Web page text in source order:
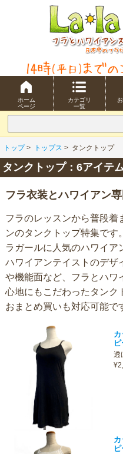
ホーム
ページ
カテゴリ
一覧
トップ> トップス > タンクトップ
タンクトップ：6アイテ
フラ衣装とハワイアン
フラのレッスンから普段着
ンのタンクトップ特集です
ラガールに人気のハワイア
ハワイアンテイストのデザ
や機能面など、フラとハワ
心地にもこだわったタンク
おまとめ買いも対応可能で
透